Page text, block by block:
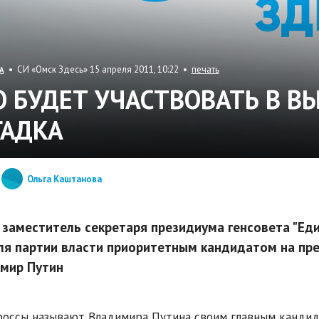
• СИ «Омск Здесь» 15 апреля 2011, 10:22 • печать
БУДЕТ УЧАСТВОВАТЬ В
Ольга Каштанова
секретаря президиума генсовета
партии власти приоритетным кандидатом на
Путин